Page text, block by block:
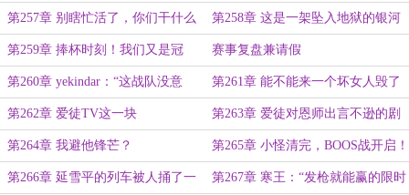
狱！”
第257章 别瞎忙活了，你们干什么
我都懂
第258章 这是一架坠入地狱的银河
战舰！（二合一）
第259章 捧杯时刻！我们又是冠
军！
赛事复盘兼请假
第260章 yekindar：“这战队没意
思。”
第261章 能不能来一个坏女人毁了
猎鹰王朝啊！
第262章 爱徒TV这一块 第263章 爱徒对恩师出言不逊的剧
情对我冲击力太大了！
第264章 我避他锋芒？ 第265章 小怪清完，BOOS战开启！
第266章 延雪平的列车被人捅了一 第267章 寒王：“发枪就能赢的限时